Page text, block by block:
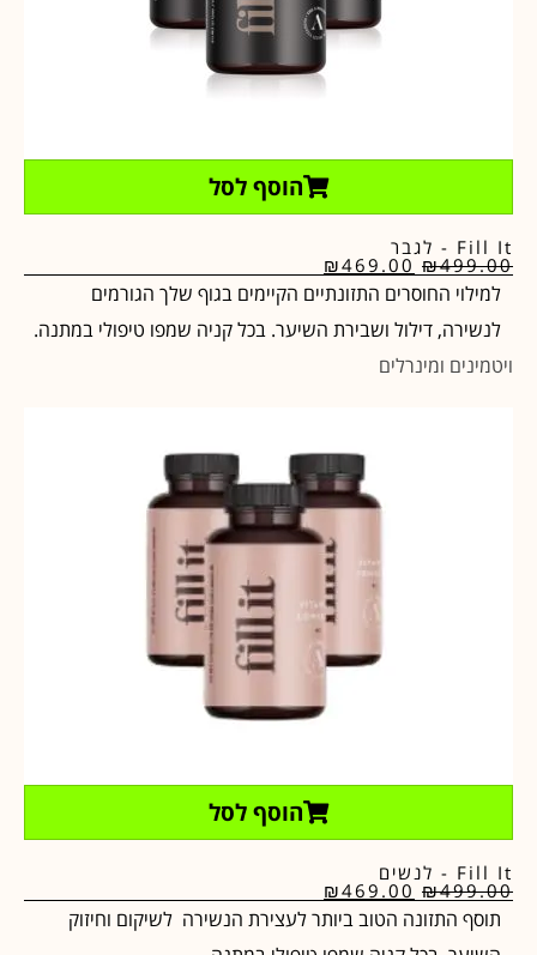
הוסף לסל
Fill It - לגבר
₪499.00
₪469.00
למילוי החוסרים התזונתיים הקיימים בגוף שלך הגורמים
לנשירה, דילול ושבירת השיער. בכל קניה שמפו טיפולי במתנה.
ויטמינים ומינרלים
הוסף לסל
Fill It - לנשים
₪499.00
₪469.00
תוסף התזונה הטוב ביותר לעצירת הנשירה לשיקום וחיזוק